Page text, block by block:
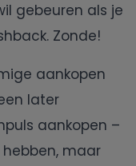
gebeuren als je
Zonde!
aankopen
later
aankopen –
maar